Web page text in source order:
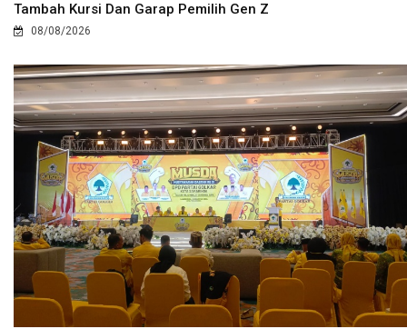
Tambah Kursi Dan Garap Pemilih Gen Z
08/08/2026